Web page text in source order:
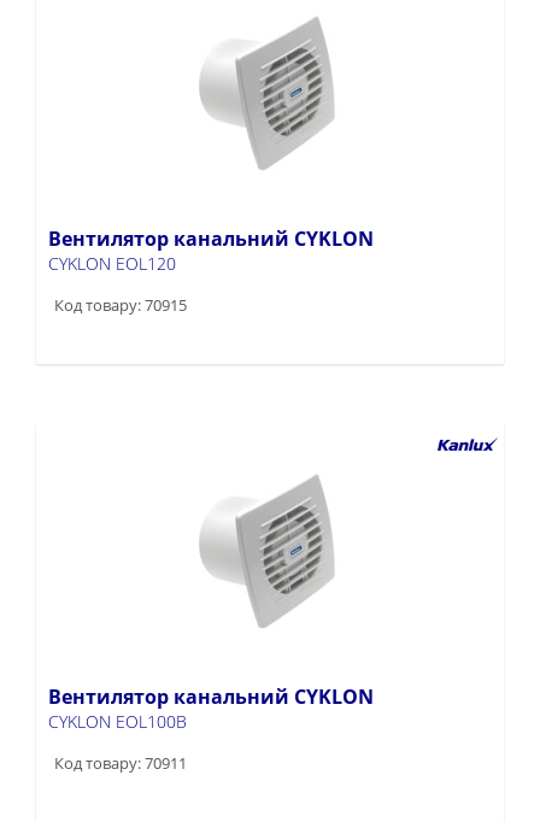
Вентилятор канальний CYKLON
CYKLON EOL120
Код товару: 70915
Вентилятор канальний CYKLON
CYKLON EOL100B
Код товару: 70911